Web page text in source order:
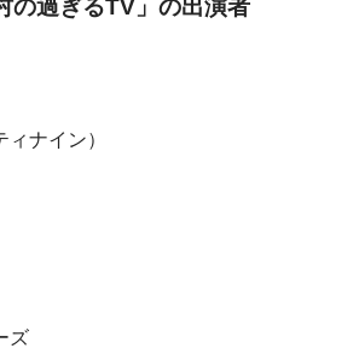
の過ぎるTV」の出演者
ナイン）
ズ